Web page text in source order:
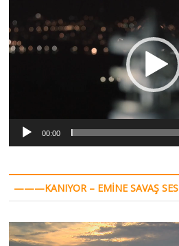
00:00
———KANIYOR – EMINE SAVAŞ
Video
oynatıcı